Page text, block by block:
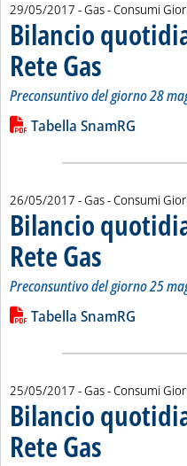
29/05/2017 - Gas - Consumi
Bilancio
Rete Gas . Sottotitolo:
. Pubblicata lunedì
Preconsuntivo del giorno 28
Leggi tutta la notizia:
Lista allegati PDF
Tabella SnamRG
26/05/2017 - Gas - Consumi
Bilancio
Rete Gas . Sottotitolo:
. Pubblicata
Preconsuntivo del giorno 25
Leggi tutta la notizia:
Lista allegati PDF
Tabella SnamRG
25/05/2017 - Gas - Consumi
Bilancio
Rete Gas . Sottotitolo:
. Pubblicata